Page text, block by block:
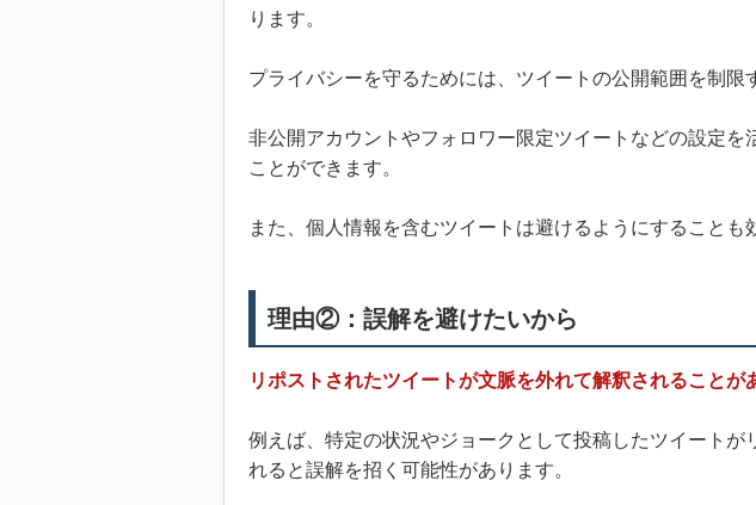
ります。
プライバシーを守るためには、ツイートの公開範囲を制限
非公開アカウントやフォロワー限定ツイートなどの設定を
ことができます。
また、個人情報を含むツイートは避けるようにすることも
理由②：誤解を避けたいから
リポストされたツイートが文脈を外れて解釈されることが
例えば、特定の状況やジョークとして投稿したツイートが
れると誤解を招く可能性があります。